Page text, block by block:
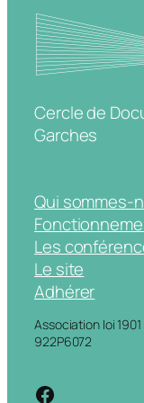
Cercle de
Garches
Qui sommes-
Les
Le site
Adhérer
Association loi
922P6072
https://